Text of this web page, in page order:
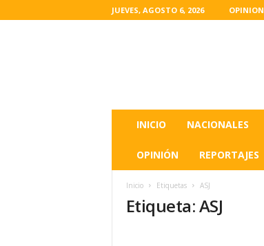
JUEVES, AGOSTO 6, 2026 OPINION
INICIO NACIONALES
OPINIÓN REPORTAJES
Inicio Etiquetas ASJ
Etiqueta: ASJ